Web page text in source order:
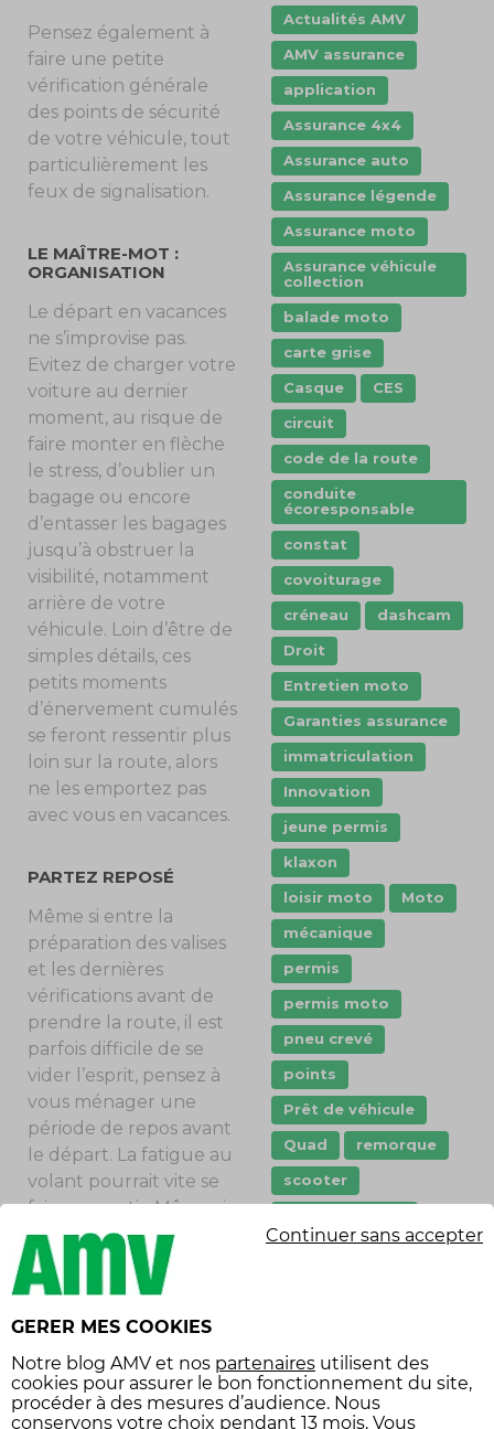
Pensez également à
faire une petite
vérification générale
des points de sécurité
de votre véhicule, tout
particulièrement les
feux de signalisation.
LE MAÎTRE-MOT :
ORGANISATION
Le départ en vacances
ne s’improvise pas.
Evitez de charger votre
voiture au dernier
moment, au risque de
faire monter en flèche
le stress, d’oublier un
bagage ou encore
d’entasser les bagages
jusqu’à obstruer la
visibilité, notamment
arrière de votre
véhicule. Loin d’être de
simples détails, ces
petits moments
d’énervement cumulés
se feront ressentir plus
loin sur la route, alors
ne les emportez pas
avec vous en vacances.
PARTEZ REPOSÉ
Même si entre la
préparation des valises
et les dernières
vérifications avant de
prendre la route, il est
parfois difficile de se
vider l’esprit, pensez à
vous ménager une
période de repos avant
le départ. La fatigue au
volant pourrait vite se
faire ressentir. Même si
vous partez en forme,
rien ne vous dispense
de petites pauses, à
les deux heures.
ADAPTER SA CONDUITE
Actualités AMV
AMV assurance
application
Assurance 4x4
Assurance auto
Assurance légende
Assurance moto
Assurance véhicule
collection
balade moto
carte grise
Casque
CES
circuit
code de la route
conduite
écoresponsable
constat
covoiturage
créneau
dashcam
Droit
Entretien moto
Garanties assurance
immatriculation
Innovation
jeune permis
klaxon
loisir moto
Moto
mécanique
permis
permis moto
pneu crevé
points
Prêt de véhicule
Quad
remorque
scooter
Équipement
économies
GERER MES COOKIES
Notre blog AMV et nos partenaires utilisent des
cookies pour assurer le bon fonctionnement du site,
procéder à des mesures d’audience. Nous
conservons votre choix pendant 13 mois. Vous
Continuer sans accepter